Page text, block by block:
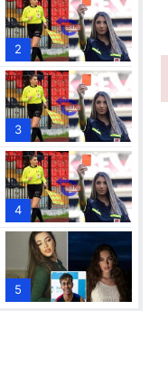
2
3
4
5